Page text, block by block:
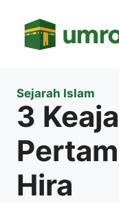
Sejarah Islam
3
Hira